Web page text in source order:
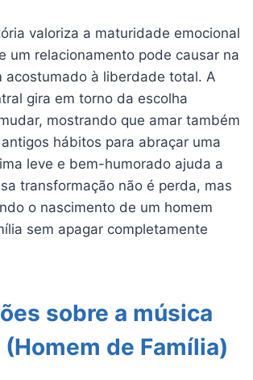
valoriza a maturidade emocional
um relacionamento pode causar na
acostumado à liberdade total. A
gira em torno da escolha
mostrando que amar também
hábitos para abraçar uma
leve e bem-humorado ajuda a
transformação não é perda, mas
o nascimento de um homem
sem apagar completamente
sobre a música
(Homem de Família)